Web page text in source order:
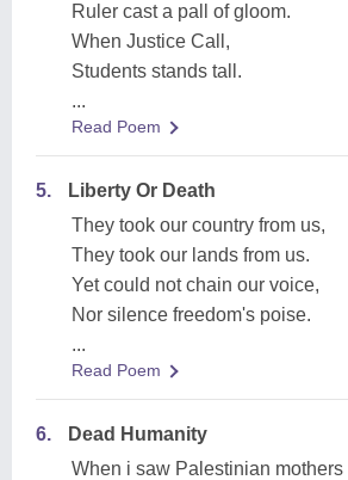
Ruler cast a pall of gloom.
When Justice Call,
Students stands tall.
...
Read Poem
5.
Liberty Or Death
They took our country from us,
They took our lands from us.
Yet could not chain our voice,
Nor silence freedom's poise.
...
Read Poem
6.
Dead Humanity
When i saw Palestinian mothers